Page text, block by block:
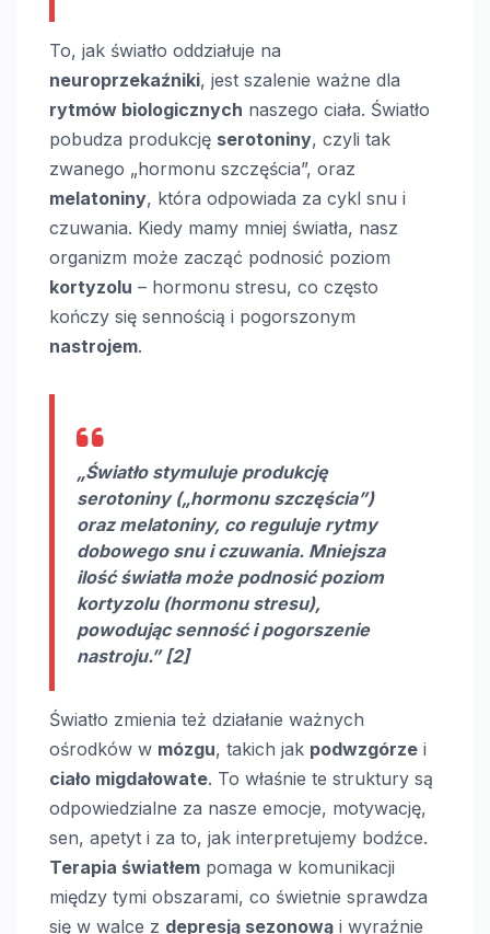
To, jak światło oddziałuje na
neuroprzekaźniki, jest szalenie ważne dla
rytmów biologicznych naszego ciała. Światło
pobudza produkcję serotoniny, czyli tak
zwanego „hormonu szczęścia”, oraz
melatoniny, która odpowiada za cykl snu i
czuwania. Kiedy mamy mniej światła, nasz
organizm może zacząć podnosić poziom
kortyzolu – hormonu stresu, co często
kończy się sennością i pogorszonym
nastrojem.
„Światło stymuluje produkcję
serotoniny („hormonu szczęścia”)
oraz melatoniny, co reguluje rytmy
dobowego snu i czuwania. Mniejsza
ilość światła może podnosić poziom
kortyzolu (hormonu stresu),
powodując senność i pogorszenie
nastroju.” [2]
Światło zmienia też działanie ważnych
ośrodków w mózgu, takich jak podwzgórze i
ciało migdałowate. To właśnie te struktury są
odpowiedzialne za nasze emocje, motywację,
sen, apetyt i za to, jak interpretujemy bodźce.
Terapia światłem pomaga w komunikacji
między tymi obszarami, co świetnie sprawdza
się w walce z depresją sezonową i wyraźnie